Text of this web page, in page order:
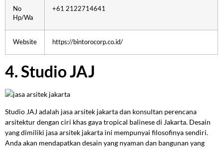
No
Hp/Wa
+61 2122714641
Website https://bintorocorp.co.id/
4. Studio JAJ
Studio JAJ adalah jasa arsitek jakarta dan konsultan perencana
arsitektur dengan ciri khas gaya tropical balinese di Jakarta. Desain
yang dimiliki jasa arsitek jakarta ini mempunyai filosofinya sendiri.
Anda akan mendapatkan desain yang nyaman dan bangunan yang